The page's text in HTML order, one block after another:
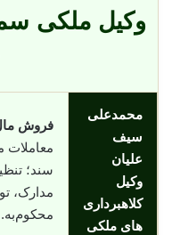
وکیل ملکی
محمدعلی
سیف
علیان
وکیل
کلاهبرداری
های ملکی
فروش
معاملات
سند؛
مدارک،
محکوم‌به.